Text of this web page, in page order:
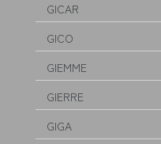
GICAR
GICO
GIEMME
GIERRE
GIGA